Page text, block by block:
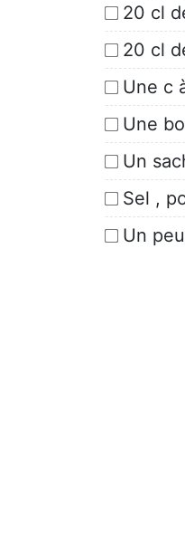
20 cl
20 cl
Une c
Une
Un
Sel ,
Un